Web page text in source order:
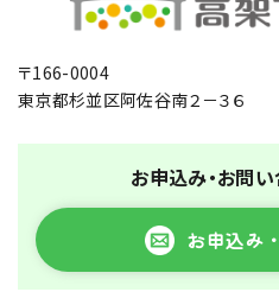
〒166-0004
東京都杉並区阿佐谷南２－３６
お申込み・お問
お申込み